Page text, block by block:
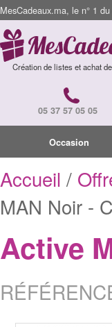
MesCadeaux.ma, le n° 1
Création de listes et achat
05 37 57 05 05
Occasion
Accueil /
MAN Noir -
Active